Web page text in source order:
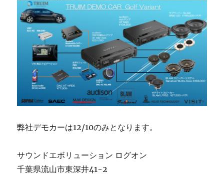
弊社デモカーは12/10のみとなります。
サウンドエボリューション ログオン
千葉県流山市東深井41-2